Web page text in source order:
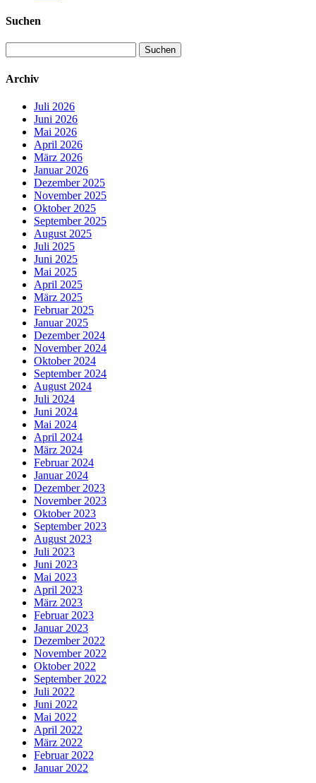
Suchen
nach:
Archiv
Juli 2026
Juni 2026
Mai 2026
April 2026
März 2026
Januar 2026
Dezember 2025
November 2025
Oktober 2025
September 2025
August 2025
Juli 2025
Juni 2025
Mai 2025
April 2025
März 2025
Februar 2025
Januar 2025
Dezember 2024
November 2024
Oktober 2024
September 2024
August 2024
Juli 2024
Juni 2024
Mai 2024
April 2024
März 2024
Februar 2024
Januar 2024
Dezember 2023
November 2023
Oktober 2023
September 2023
August 2023
Juli 2023
Juni 2023
Mai 2023
April 2023
März 2023
Februar 2023
Januar 2023
Dezember 2022
November 2022
Oktober 2022
September 2022
Juli 2022
Juni 2022
Mai 2022
April 2022
März 2022
Februar 2022
Januar 2022